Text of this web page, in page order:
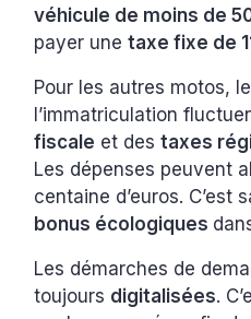
véhicule de moins de
payer unetaxe fixe de
Pour les autres motos,
l’immatriculation
fiscale et destaxes
Les dépenses peuvent
centaine d’euros. C’est
bonus écologiques
Les démarches de
toujours digitalisées.